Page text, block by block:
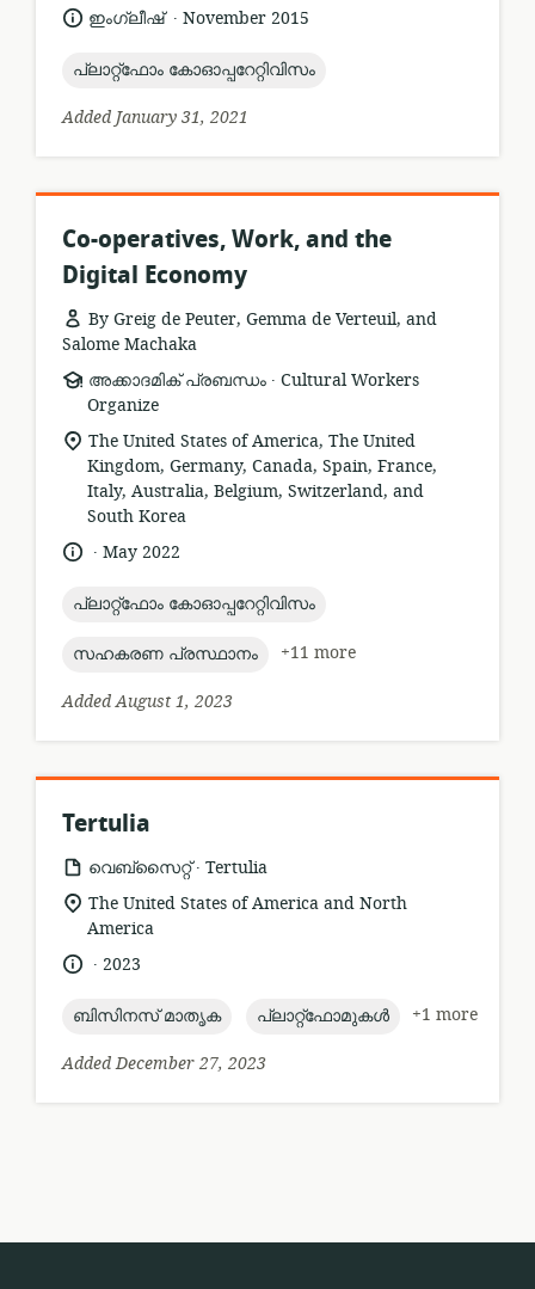
relevance:
language:
ഇംഗ്ലീഷ് .
dateNovember 2015
topic:
പ്ലാറ്റ്ഫോം കോഓപ്പറേറ്റിവിസം
Added January 31, 2021
Co-operatives, Work, and the
Digital Economy
By Greig de Peuter, Gemma de Verteuil, and
Salome Machaka
resource
format:
അക്കാദമിക് പ്രബന്ധം .
publisher:
Cultural Workers
Organize
location
of
relevance:
The United States of America, The United
Kingdom, Germany, Canada, Spain, France,
Italy, Australia, Belgium, Switzerland, and
South Korea
language:
.
dateMay 2022
topic:
പ്ലാറ്റ്ഫോം കോഓപ്പറേറ്റിവിസം
topic:
സഹകരണ പ്രസ്ഥാനം
+11 more
Added August 1, 2023
Tertulia
resource
format:
വെബ്സൈറ്റ് .
publisher:
Tertulia
location
of
relevance:
The United States of America and North
America
language:
.
date2023
topic:
ബിസിനസ് മാതൃക topic:
പ്ലാറ്റ്ഫോമുകൾ
+1 more
Added December 27, 2023